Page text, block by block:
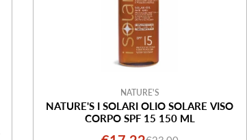
NATURE'S
NATURE'S I SOLARI OLIO SOLARE VISO
CORPO SPF 15 150 ML